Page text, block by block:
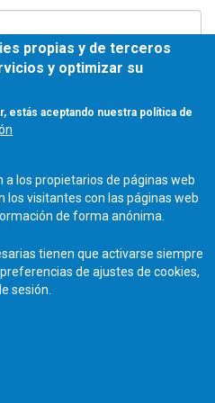
DE CASTILLA Y LEÓN ESTE - C/
Valladolid - TEL. 983 390 677 -
propias y de terceros
y optimizar su
estás aceptando nuestra política de
a los propietarios de páginas web
visitantes con las páginas web
de forma anónima.
tienen que activarse siempre
de ajustes de cookies,
sesión.